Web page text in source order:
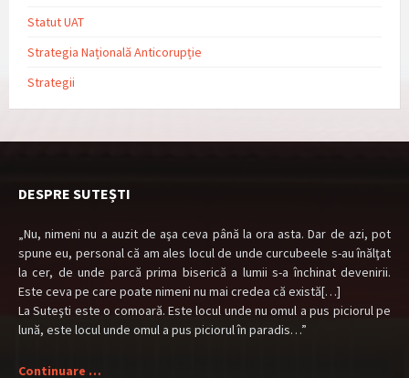
Statut UAT
Strategia Națională Anticorupție
Strategii
DESPRE SUTEȘTI
„Nu, nimeni nu a auzit de aşa ceva până la ora asta. Dar de azi, pot
spune eu, personal că am ales locul de unde curcubeele s-au înălţat
la cer, de unde parcă prima biserică a lumii s-a închinat devenirii.
Este ceva pe care poate nimeni nu mai credea că există[…]
La Suteşti este o comoară. Este locul unde nu omul a pus piciorul pe
lună, este locul unde omul a pus piciorul în paradis…”
Continuare …